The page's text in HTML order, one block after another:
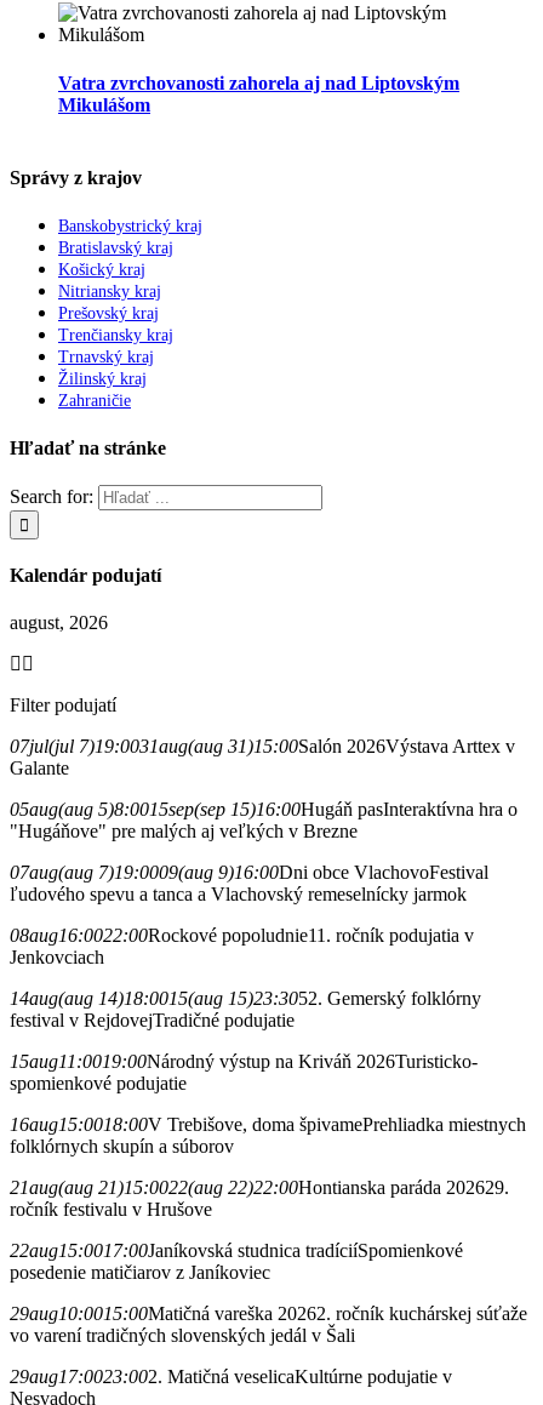
Vatra zvrchovanosti zahorela aj nad Liptovským
Mikulášom
Správy z krajov
Banskobystrický kraj
Bratislavský kraj
Košický kraj
Nitriansky kraj
Prešovský kraj
Trenčiansky kraj
Trnavský kraj
Žilinský kraj
Zahraničie
Hľadať na stránke
Search for:
Kalendár podujatí
august, 2026
Filter podujatí
07jul(jul 7)19:0031aug(aug 31)15:00Salón 2026Výstava Arttex v
Galante
05aug(aug 5)8:0015sep(sep 15)16:00Hugáň pasInteraktívna hra o
"Hugáňove" pre malých aj veľkých v Brezne
07aug(aug 7)19:0009(aug 9)16:00Dni obce VlachovoFestival
ľudového spevu a tanca a Vlachovský remeselnícky jarmok
08aug16:0022:00Rockové popoludnie11. ročník podujatia v
Jenkovciach
14aug(aug 14)18:0015(aug 15)23:3052. Gemerský folklórny
festival v RejdovejTradičné podujatie
15aug11:0019:00Národný výstup na Kriváň 2026Turisticko-
spomienkové podujatie
16aug15:0018:00V Trebišove, doma špivamePrehliadka miestnych
folklórnych skupín a súborov
21aug(aug 21)15:0022(aug 22)22:00Hontianska paráda 202629.
ročník festivalu v Hrušove
22aug15:0017:00Janíkovská studnica tradíciíSpomienkové
posedenie matičiarov z Janíkoviec
29aug10:0015:00Matičná vareška 20262. ročník kuchárskej súťaže
vo varení tradičných slovenských jedál v Šali
29aug17:0023:002. Matičná veselicaKultúrne podujatie v
Nesvadoch